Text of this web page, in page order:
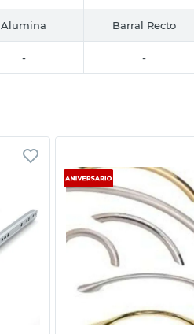
Alumina Barral Recto
- -
Vista rápida